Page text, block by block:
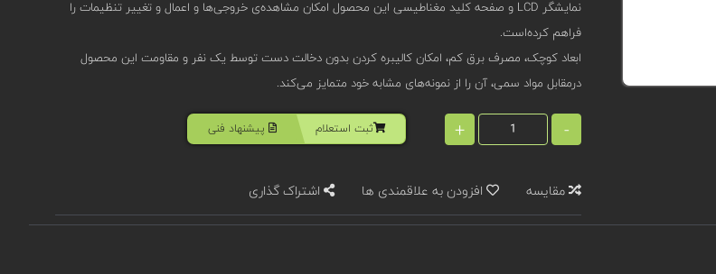
نمایشگر LCD و صفحه کلید مغناطیسی این محصول امکان مشاهده‌ی خروجی‌ها و اعمال و تغییر تنظیمات را
فراهم کرده‌است.
ابعاد کوچک، مصرف برق کم، امکان کالیبره کردن بدون دخالت دست توسط یک نفر و مقاومت این محصول
درمقابل مواد سمی، آن را از نمونه‌های مشابه خود متمایز می‌کند.
-
+ ثبت استعلام پیشنهاد فنی
مقایسه افزودن به علاقمندی ها اشتراک گذاری